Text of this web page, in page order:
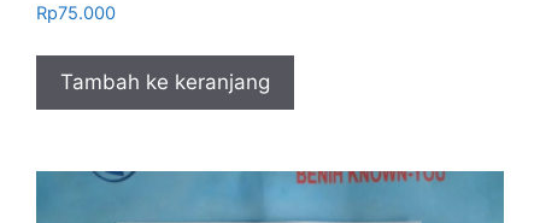
Rp75.000
Tambah ke keranjang